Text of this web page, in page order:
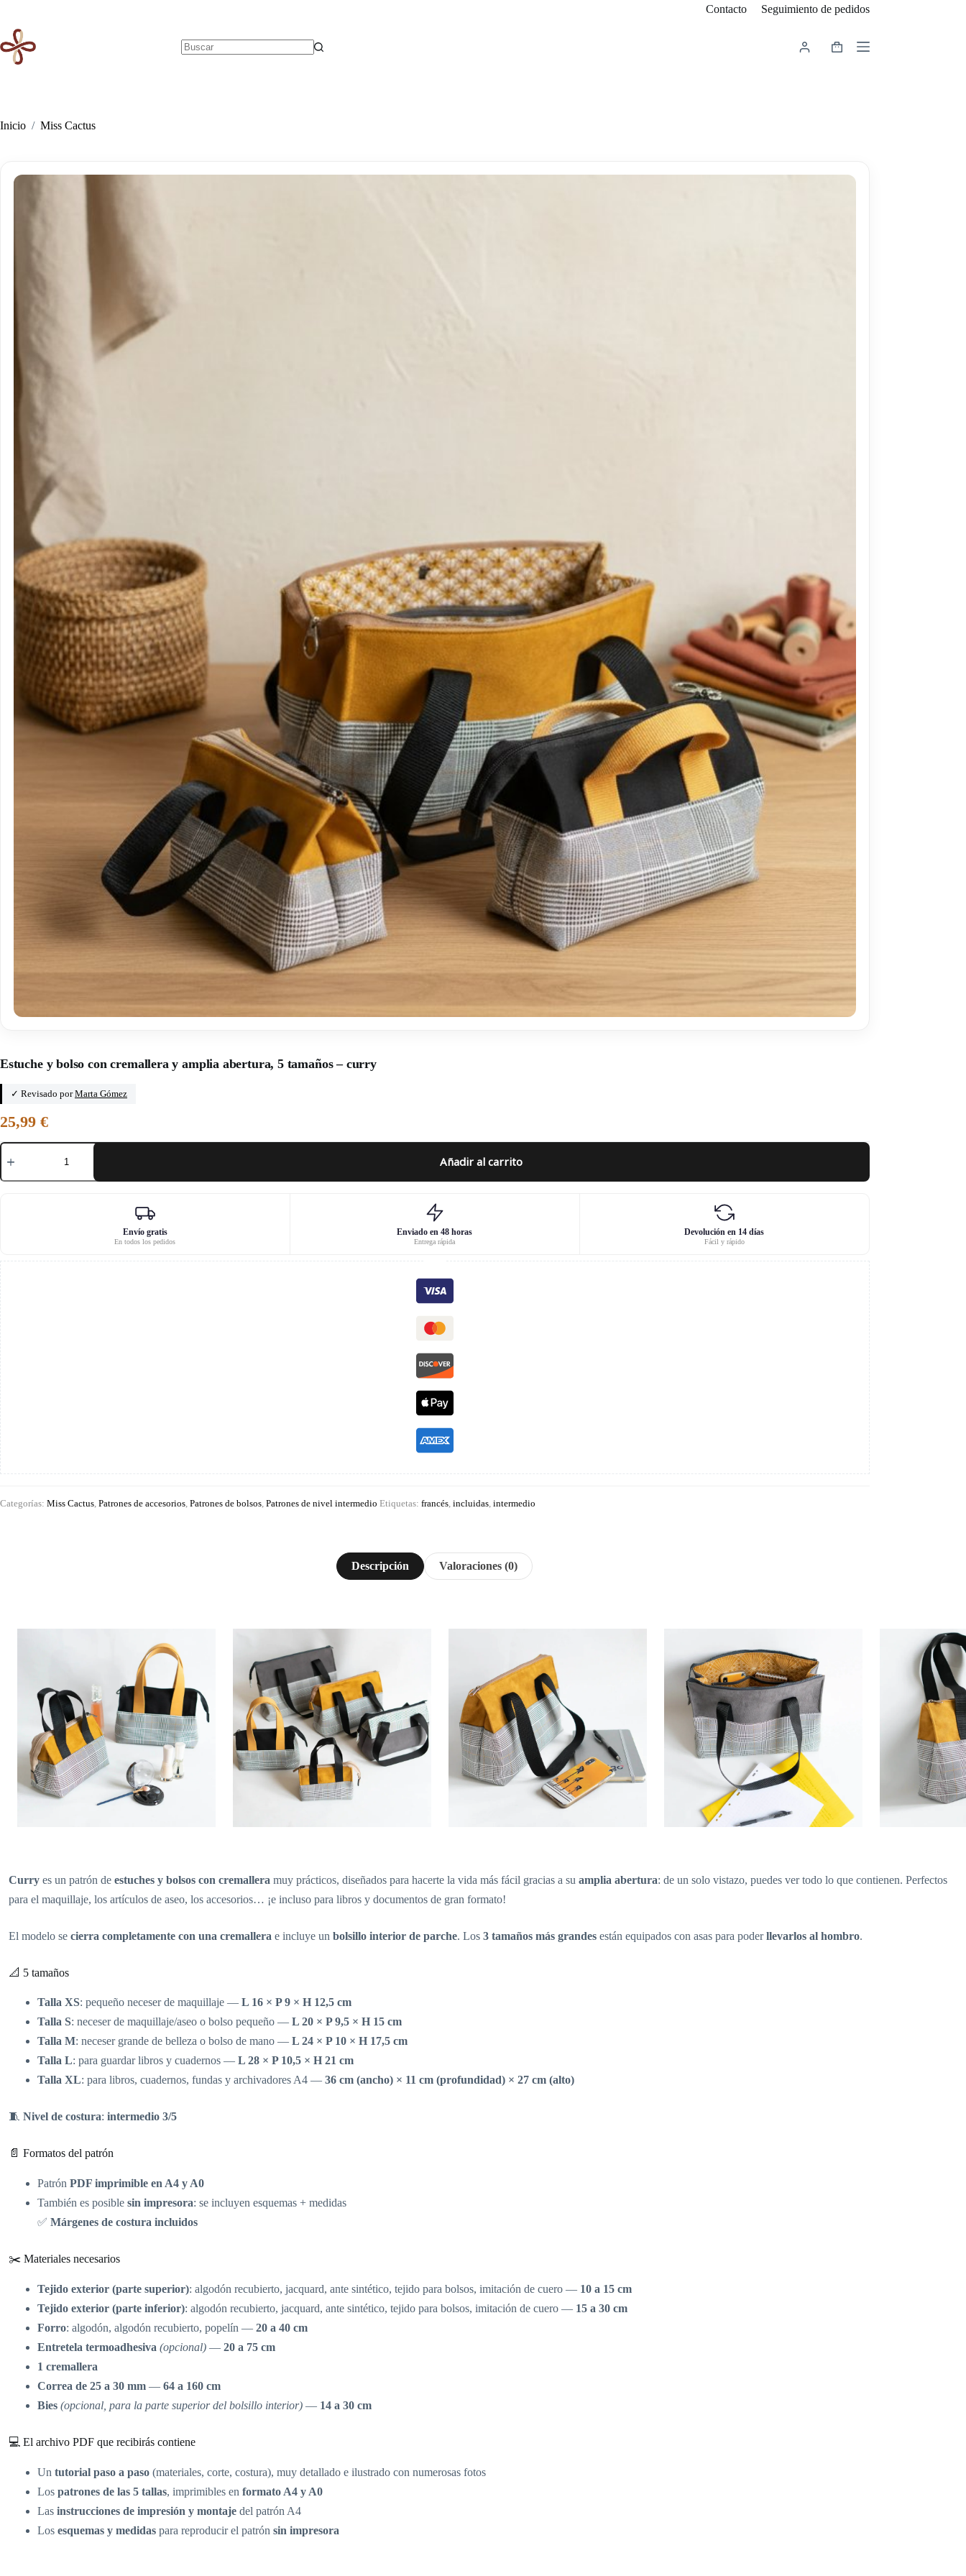
contenido
Contacto Seguimiento de pedidos
Carro
Inicio / Miss Cactus
Estuche y bolso con cremallera y amplia abertura, 5 tamaños – curry
✓ Revisado porMarta Gómez
25,99 €
Estuche
con
–
curry
cantidad
Añadir al carrito
Envío gratis
En todos los pedidos
Enviado en 48 horas
Entrega rápida
Devolución en 14 días
Fácil y rápido
Categorías: Miss Cactus Patrones de accesorios Patrones de bolsos Patrones de nivel intermedio Etiquetas: francés incluidas intermedio
Descripción Valoraciones (0)
Curry es un patrón de estuches y bolsos con cremallera muy prácticos, diseñados para hacerte la vida más fácil gracias a su amplia abertura: de un solo vistazo, puedes ver todo lo que contienen. Perfectos
para el maquillaje, los artículos de aseo, los accesorios… ¡e incluso para libros y documentos de gran formato!
El modelo se cierra completamente con una cremallera e incluye un bolsillo interior de parche. Los 3 tamaños más grandes están equipados con asas para poderllevarlos al hombro.
📐 5 tamaños
Talla XS: pequeño neceser de maquillaje — L 16 × P 9 × H 12,5 cm
Talla S: neceser de maquillaje/aseo o bolso pequeño — L 20 × P 9,5 × H 15 cm
Talla M: neceser grande de belleza o bolso de mano — L 24 × P 10 × H 17,5 cm
Talla L: para guardar libros y cuadernos — L 28 × P 10,5 × H 21 cm
Talla XL: para libros, cuadernos, fundas y archivadores A4 — 36 cm (ancho) × 11 cm (profundidad) × 27 cm (alto)
🧵 Nivel de costura: intermedio 3/5
📄 Formatos del patrón
Patrón PDF imprimible en A4 y A0
También es posible sin impresora: se incluyen esquemas + medidas
✅ Márgenes de costura incluidos
✂️ Materiales necesarios
Tejido exterior (parte superior): algodón recubierto, jacquard, ante sintético, tejido para bolsos, imitación de cuero — 10 a 15 cm
Tejido exterior (parte inferior): algodón recubierto, jacquard, ante sintético, tejido para bolsos, imitación de cuero — 15 a 30 cm
Forro: algodón, algodón recubierto, popelín — 20 a 40 cm
Entretela termoadhesiva (opcional) — 20 a 75 cm
1 cremallera
Correa de 25 a 30 mm — 64 a 160 cm
Bies (opcional, para la parte superior del bolsillo interior) — 14 a 30 cm
💻 El archivo PDF que recibirás contiene
Un tutorial paso a paso (materiales, corte, costura), muy detallado e ilustrado con numerosas fotos
Los patrones de las 5 tallas, imprimibles en formato A4 y A0
Las instrucciones de impresión y montaje del patrón A4
Los esquemas y medidas para reproducir el patrón sin impresora